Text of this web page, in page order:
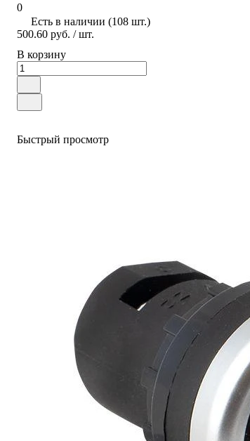
0
Есть в наличии (108 шт.)
500.60 руб. / шт.
В корзину
Быстрый просмотр